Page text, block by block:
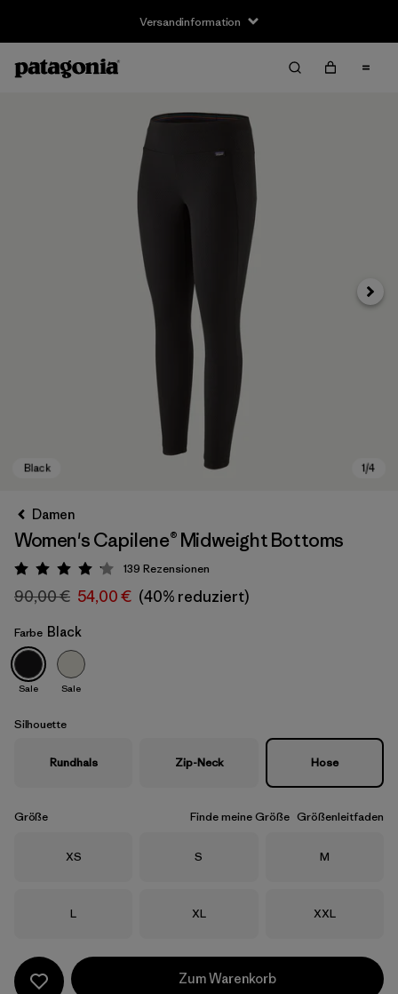
Versandinformation
Black
Damen
Women's Capilene® Midweight Bottoms
Bewertung: 4.1 / 5
139 Rezensionen
90,00 € 54,00 € (40% reduziert)
Farbe Black
Sale Sale
Silhouette
Rundhals Zip-Neck Hose
Größe Finde meine Größe Größenleitfaden
Größe
XS Größe
S Größe
M
Größe
L Größe
XL Größe
XXL
Zum Warenkorb